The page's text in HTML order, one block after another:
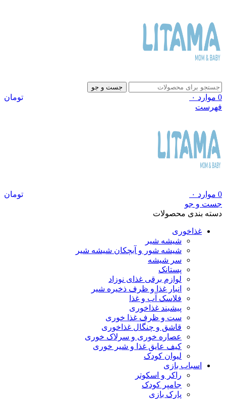
جست و جو
0 موارد ۰
تومان
فهرست
0 موارد ۰
تومان
جست و جو
دسته بندی محصولات
غذاخوری
شیشه شیر
شیشه ‌شور و آبچکان شیشه‌ شیر
سر شیشه
پستانک
لوازم برقی غذای نوزاد
انبار غذا و ظرف ذخیره شیر
فلاسک آب و غذا
پیشبند غذاخوری
ست و ظرف غذا خوری
قاشق و چنگال غذاخوری
عصاره خوری و سرلاک خوری
کیف عایق غذا و شیر خوری
لیوان کودک
اسباب بازی
راکر و اسکوتر
جامپر کودک
پارک بازی